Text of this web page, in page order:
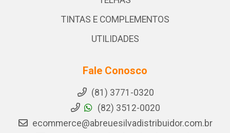
TINTAS E COMPLEMENTOS
UTILIDADES
Fale Conosco
(81) 3771-0320
(82) 3512-0020
ecommerce@abreuesilvadistribuidor.com.br